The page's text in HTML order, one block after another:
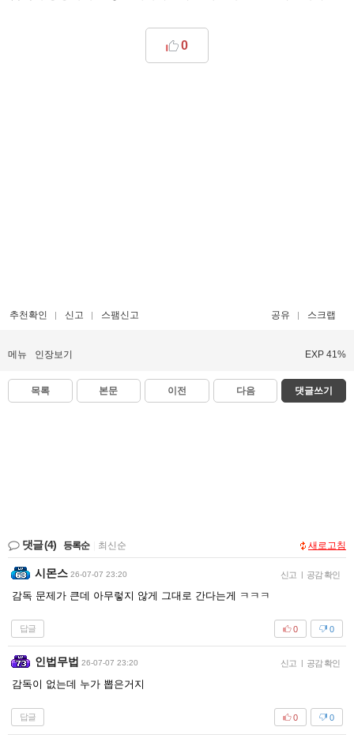
0
추천확인 신고 스팸신고 공유 스크랩
메뉴 인장보기 EXP 41%
목록 본문 이전 다음 댓글쓰기
댓글(4) 등록순 최신순 새로고침
시몬스 26-07-07 23:20 신고 | 공감 확인
감독 문제가 큰데 아무렇지 않게 그대로 간다는게 ㅋㅋㅋ
답글 0
0
인법무법 26-07-07 23:20 신고 | 공감 확인
감독이 없는데 누가 뽑은거지
답글 0
0